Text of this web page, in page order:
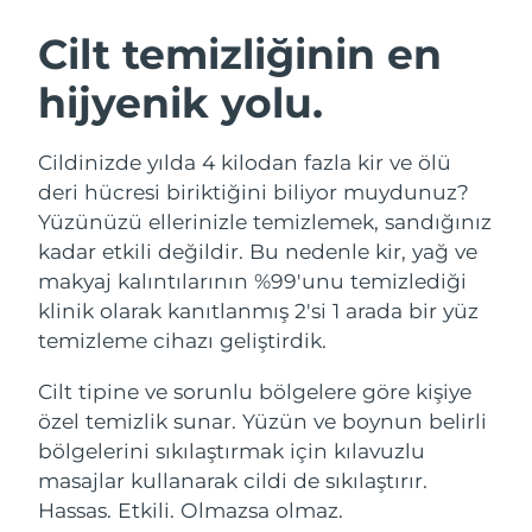
Cilt temizliğinin en
hijyenik yolu.
Cildinizde yılda 4 kilodan fazla kir ve ölü
deri hücresi biriktiğini biliyor muydunuz?
Yüzünüzü ellerinizle temizlemek, sandığınız
kadar etkili değildir. Bu nedenle kir, yağ ve
makyaj kalıntılarının %99'unu temizlediği
klinik olarak kanıtlanmış 2'si 1 arada bir yüz
temizleme cihazı geliştirdik.
Cilt tipine ve sorunlu bölgelere göre kişiye
özel temizlik sunar. Yüzün ve boynun belirli
bölgelerini sıkılaştırmak için kılavuzlu
masajlar kullanarak cildi de sıkılaştırır.
Hassas. Etkili. Olmazsa olmaz.
LUNA™ 4 seti
Anti-aging massage
LUNA™ 4 Plus
Massage, LED heating
LUNA™ 4 Men
For men, anti-aging massage
BEAR™ 2 seti
Microcurrent toning
BEAR™ 2 go
Microcurrent toning on-the-go
BEAR™ 2 eyes & lips
Microcurrent line smoothing device
Nemlendirme
UFO™ 3 seti
Deep facial hydration
UFO™ 3 LED
Near-infrared and red light therapy
device
Ağız bakımı
issa™ 4
Hybrid silicone sonic toothbrush
issa™ 4 plus
Smart hybrid silicone sonic toothbrush
FAQ™ YAŞLANMA KARŞITI BAKIM
Yaşlanma karşıtı LED bakım
NEW
Avustralya
Avusturya
Tahmini teslim tarihi
11/08/2026
Bahreyn
Tahmini teslim tarihi
12/08/2026
Belçika
Tahmini teslim tarihi
Bermuda
Tahmini teslim tarihi
17/08/2026
Bosna-Hersek
Tahmini teslim tarihi
14/08/2026
Tahmini teslim tarihi